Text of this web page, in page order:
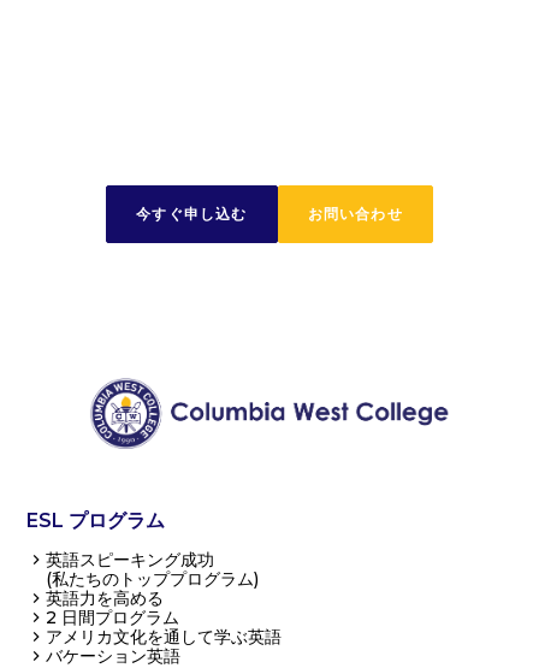
今すぐ申し込む お問い合わせ
ESL プログラム
英語スピーキング成功
(私たちのトッププログラム)
英語力を高める
2 日間プログラム
アメリカ文化を通して学ぶ英語
バケーション英語